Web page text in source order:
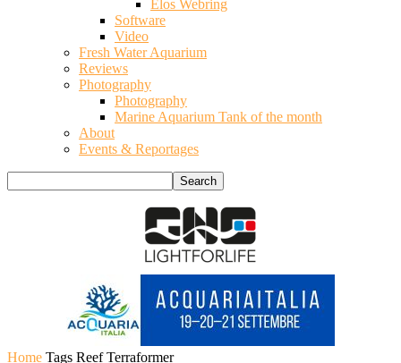
Elos Webring
Software
Video
Fresh Water Aquarium
Reviews
Photography
Photography
Marine Aquarium Tank of the month
About
Events & Reportages
Home Tags Reef Terraformer